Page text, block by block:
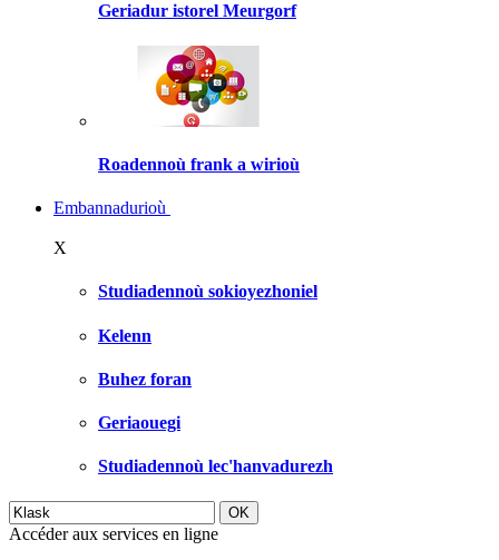
Geriadur istorel Meurgorf
Roadennoù frank a wirioù
Embannadurioù
X
Studiadennoù sokioyezhoniel
Kelenn
Buhez foran
Geriaouegi
Studiadennoù lec'hanvadurezh
Accéder aux services en ligne